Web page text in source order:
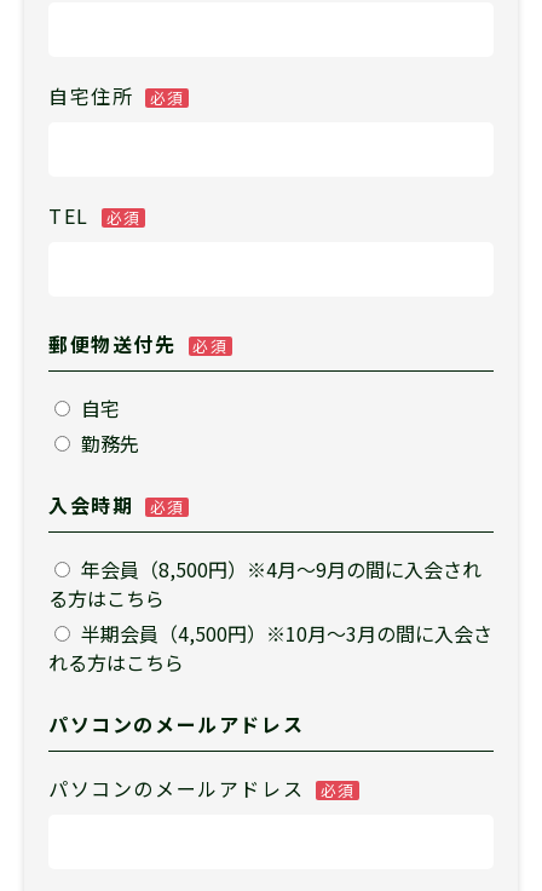
自宅住所 必須
TEL 必須
郵便物送付先 必須
自宅
勤務先
入会時期 必須
年会員（8,500円）※4月～9月の間に入会され
る方はこちら
半期会員（4,500円）※10月～3月の間に入会さ
れる方はこちら
パソコンのメールアドレス
パソコンのメールアドレス 必須